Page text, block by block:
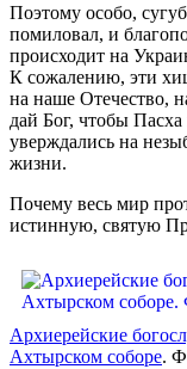
Поэтому особо,
помиловал, и
происходит на
К сожалению, эти
на наше Отечество,
дай Бог, чтобы
уверждались на
жизни.
Почему весь мир
истинную, святую
Архиерейские
Ахтырском соборе.